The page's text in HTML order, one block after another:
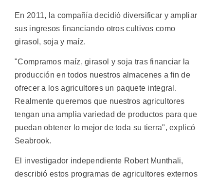
En 2011, la compañía decidió diversificar y ampliar
sus ingresos financiando otros cultivos como
girasol, soja y maíz.
"Compramos maíz, girasol y soja tras financiar la
producción en todos nuestros almacenes a fin de
ofrecer a los agricultores un paquete integral.
Realmente queremos que nuestros agricultores
tengan una amplia variedad de productos para que
puedan obtener lo mejor de toda su tierra", explicó
Seabrook.
El investigador independiente Robert Munthali,
describió estos programas de agricultores externos